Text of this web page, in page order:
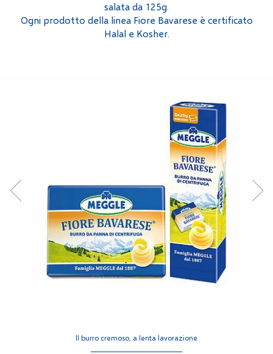
salata da 125g.
Ogni prodotto della linea Fiore Bavarese è certificato
Halal e Kosher.
Il burro cremoso, a lenta lavorazione